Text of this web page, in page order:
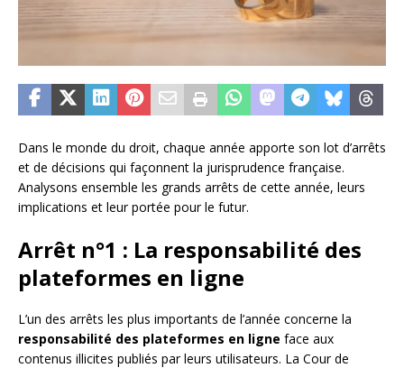
Dans le monde du droit, chaque année apporte son lot d’arrêts
et de décisions qui façonnent la jurisprudence française.
Analysons ensemble les grands arrêts de cette année, leurs
implications et leur portée pour le futur.
Arrêt n°1 : La responsabilité des
plateformes en ligne
L’un des arrêts les plus importants de l’année concerne la
responsabilité des plateformes en ligne face aux
contenus illicites publiés par leurs utilisateurs. La Cour de